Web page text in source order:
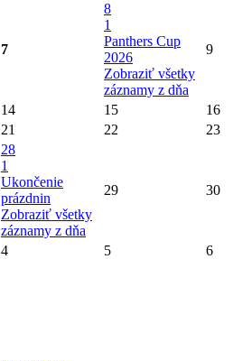
7
8
1
Panthers Cup
2026
Zobraziť všetky
záznamy z dňa
9
14 15
16
21 22 23
28
1
Ukončenie
prázdnin
Zobraziť všetky
záznamy z dňa
29 30
4 5 6